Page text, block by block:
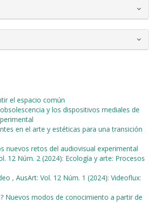
el espacio común
y los dispositivos mediales de
en el arte y estéticas para una transición
nuevos retos del audiovisual experimental
12 Núm. 2 (2024): Ecología y arte: Procesos
, AusArt: Vol. 12 Núm. 1 (2024): Videoflux:
Nuevos modos de conocimiento a partir de